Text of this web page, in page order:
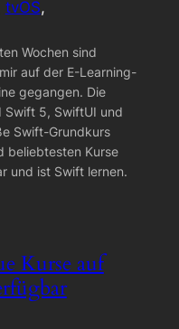
tvOS
Wochen sind
auf der E-Learning-
gegangen. Die
Swift 5, SwiftUI und
Swift-Grundkurs
beliebtesten Kurse
und ist Swift lernen.
Kurse auf